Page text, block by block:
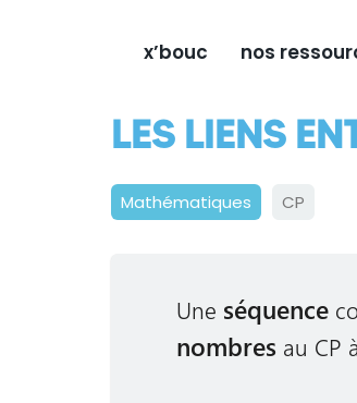
x’bouc nos
LES LIENS
Mathématiques CP
Une séquence
nombres au CP